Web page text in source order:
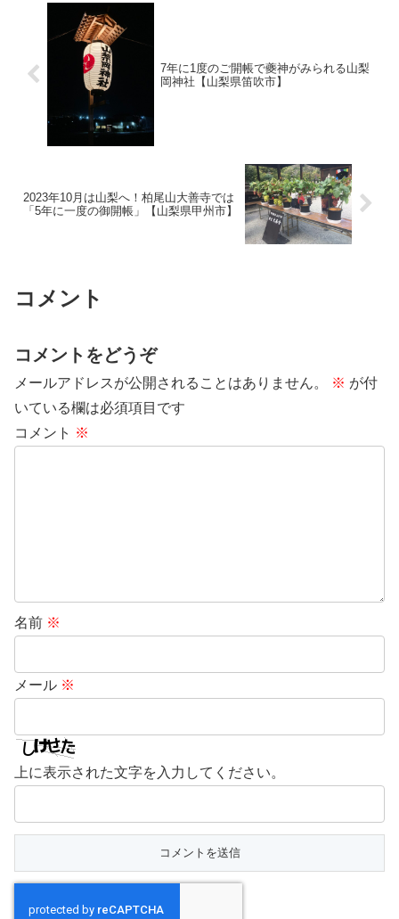
7年に1度のご開帳で夔神がみられる山梨
岡神社【山梨県笛吹市】
2023年10月は山梨へ！柏尾山大善寺では
「5年に一度の御開帳」【山梨県甲州市】
コメント
コメントをどうぞ
メールアドレスが公開されることはありません。 ※ が付
いている欄は必須項目です
コメント ※
名前 ※
メール ※
上に表示された文字を入力してください。